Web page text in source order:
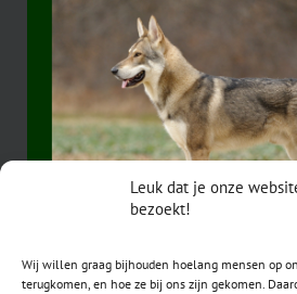
Leuk dat je onze
bezoekt!
Wij willen graag bijhouden hoelang mensen op
terugkomen, en hoe ze bij ons zijn gekomen.